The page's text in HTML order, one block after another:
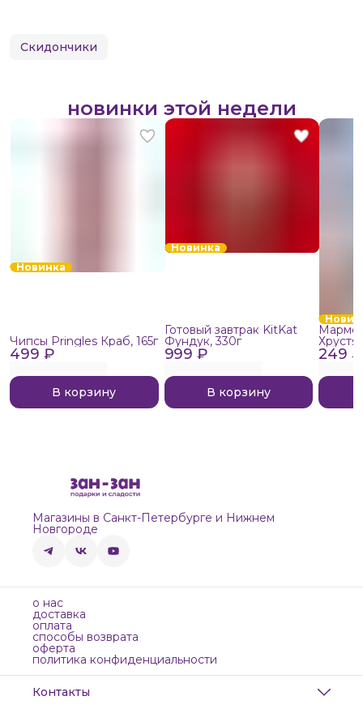
Скидончики
новинки этой недели
Новинка
499 ₽
Чипсы Pringles Краб, 165г
В корзину
Новинка
999 ₽
Готовый завтрак KitKat
Фундук, 330г
В корзину
249 ₽
Магазины в Санкт-Петербурге и Нижнем
Новгороде
о нас
доставка
оплата
способы возврата
оферта
политика конфиденциальности
Контакты